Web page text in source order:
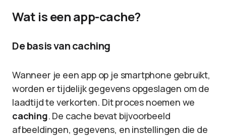
Wat is een app-cache?
De basis van caching
Wanneer je een app op je smartphone gebruikt,
worden er tijdelijk gegevens opgeslagen om de
laadtijd te verkorten. Dit proces noemen we
caching. De cache bevat bijvoorbeeld
afbeeldingen, gegevens, en instellingen die de